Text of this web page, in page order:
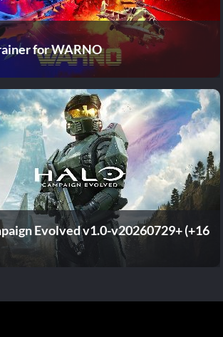
for WARNO
Evolved v1.0-v20260729+ (+16